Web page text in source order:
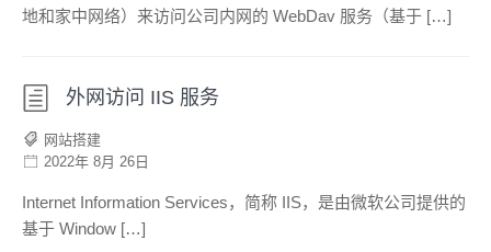
地和家中网络）来访问公司内网的 WebDav 服务（基于 […]
外网访问 IIS 服务
网站搭建
2022年 8月 26日
Internet Information Services，简称 IIS，是由微软公司提供的
基于 Window […]